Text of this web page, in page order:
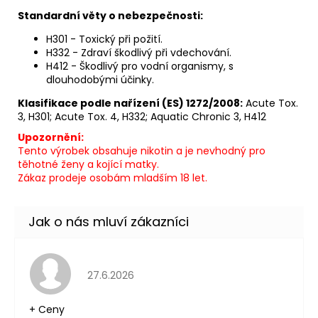
Standardní věty o nebezpečnosti:
H301 - Toxický při požití.
H332 - Zdraví škodlivý při vdechování.
H412 - Škodlivý pro vodní organismy, s
dlouhodobými účinky.
Klasifikace podle nařízení (ES) 1272/2008: Acute Tox.
3, H301; Acute Tox. 4, H332; Aquatic Chronic 3, H412
Upozornění:
Tento výrobek obsahuje nikotin a je nevhodný pro
těhotné ženy a kojící matky.
Zákaz prodeje osobám mladším 18 let.
Hodnocení obchodu je 5 z 5 hvězdiček.
27.6.2026
+ Ceny